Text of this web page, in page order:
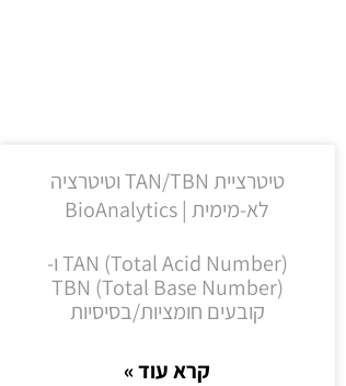
טיטרציית TAN/TBN וטיטרציה
לא-מימית | BioAnalytics
TAN (Total Acid Number) ו-
TBN (Total Base Number)
קובעים חומציות/בסיסיות
קרא עוד »